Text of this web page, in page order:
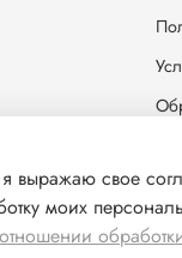
выражаю свое
моих